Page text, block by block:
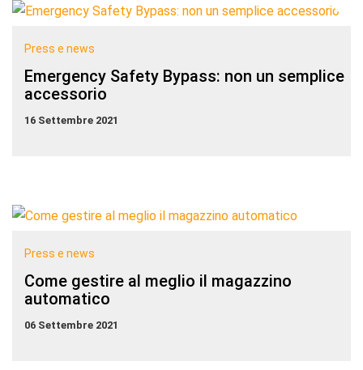
Press e news
Emergency Safety Bypass: non un semplice
accessorio
16 Settembre 2021
Press e news
Come gestire al meglio il magazzino
automatico
06 Settembre 2021